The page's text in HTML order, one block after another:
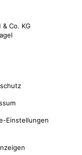
Co. KG
Einstellungen